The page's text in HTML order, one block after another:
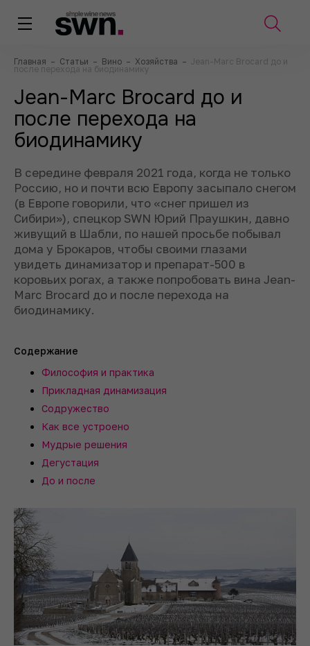
Главная – Статьи – Вино – Хозяйства – Jean-Marc Brocard до и
после перехода на биодинамику
Jean-Marc Brocard до и
после перехода на
биодинамику
В середине февраля 2021 года, когда не только
Россию, но и почти всю Европу засыпало снегом
(в Европе говорили, что «снег пришел из
Сибири»), спецкор SWN Юрий Праушкин, давно
живущий в Шабли, по нашей просьбе побывал
дома у Брокаров, чтобы своими глазами
увидеть динамизатор и препарат-500 в
коровьих рогах, а также попробовать вина Jean-
Marc Brocard до и после перехода на
биодинамику.
Содержание
Философия и практика
Прикладная динамизация
Содружество
Как все устроено
Мудрые решения
Дегустация
До и после